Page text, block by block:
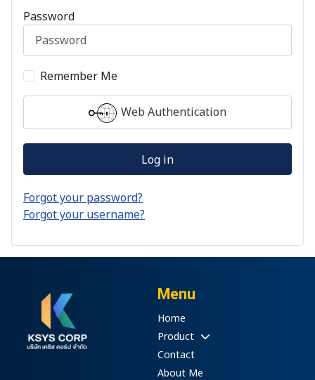
Password
Remember Me
Web Authentication
Log in
Forgot your password?
Forgot your username?
Menu
Home
Product
Contact
About Me